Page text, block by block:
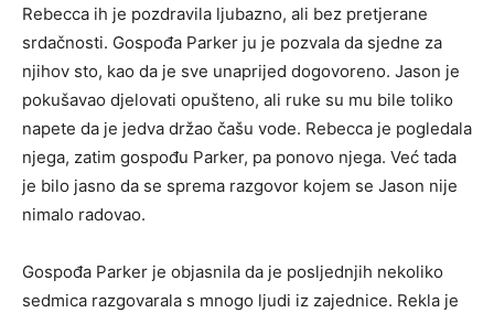
Rebecca ih je pozdravila ljubazno, ali bez pretjerane
srdačnosti. Gospođa Parker ju je pozvala da sjedne za
njihov sto, kao da je sve unaprijed dogovoreno. Jason je
pokušavao djelovati opušteno, ali ruke su mu bile toliko
napete da je jedva držao čašu vode. Rebecca je pogledala
njega, zatim gospođu Parker, pa ponovo njega. Već tada
je bilo jasno da se sprema razgovor kojem se Jason nije
nimalo radovao.
Gospođa Parker je objasnila da je posljednjih nekoliko
sedmica razgovarala s mnogo ljudi iz zajednice. Rekla je